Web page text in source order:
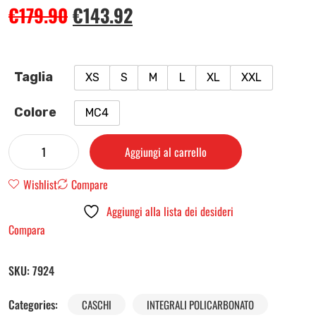
€179.90€143.92
Taglia XS S M L XL XXL
Colore MC4
Aggiungi al carrello
Wishlist
Compare
Aggiungi alla lista dei desideri
Compara
SKU: 7924
Categories:
CASCHI INTEGRALI POLICARBONATO